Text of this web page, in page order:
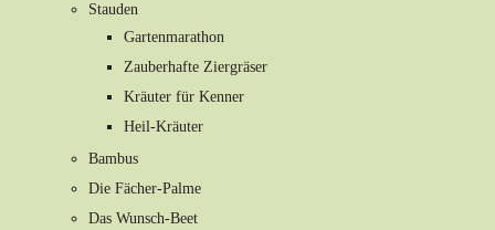
Stauden
Gartenmarathon
Zauberhafte Ziergräser
Kräuter für Kenner
Heil-Kräuter
Bambus
Die Fächer-Palme
Das Wunsch-Beet